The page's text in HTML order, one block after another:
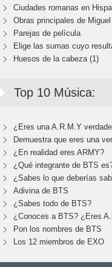
Ciudades romanas en
Obras principales de Miguel
Parejas de película
Elige las sumas cuyo
Huesos de la cabeza (1)
Top 10 Música:
¿Eres una A.R.M.Y
Demuestra que eres una
¿En realidad eres ARMY?
¿Qué integrante de BTS
¿Sabes lo que deberías
Adivina de BTS
¿Sabes todo de BTS?
¿Conoces a BTS? ¿Eres
Pon los nombres de BTS
Los 12 miembros de EXO